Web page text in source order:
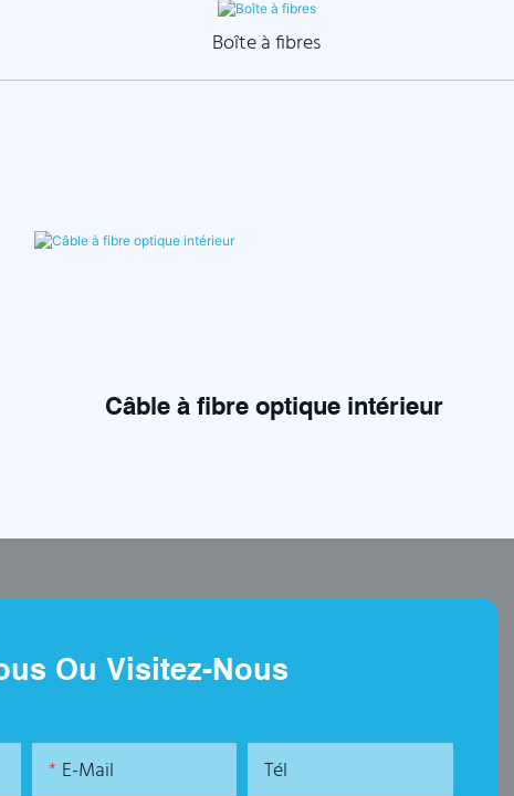
Boîte à fibres
Câble à fibre optique intérieur
Ou Visitez-Nous
E-Mail Tél